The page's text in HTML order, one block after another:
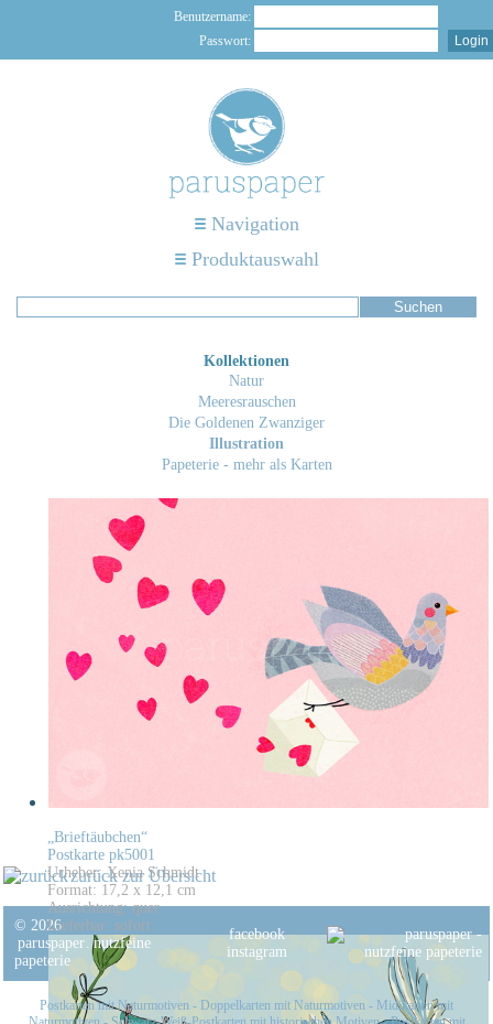
Benutzername:
Passwort:
Navigation
Produktauswahl
Kollektionen
Natur
Meeresrauschen
Die Goldenen Zwanziger
Illustration
Papeterie - mehr als Karten
„Brieftäubchen“
Postkarte pk5001
Urheber: Xenia Schmidt
Format: 17,2 x 12,1 cm
Ausrichtung: quer
Lieferbar: sofort
zurück zur Übersicht
© 2026
paruspaper. nutzfeine
papeterie
facebook
instagram
Postkarten mit Naturmotiven - Doppelkarten mit Naturmotiven - Midikarten mit